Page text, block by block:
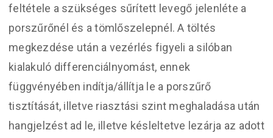
feltétele a szükséges sűrített levegő jelenléte a
porszűrőnél és a tömlőszelepnél. A töltés
megkezdése után a vezérlés figyeli a silóban
kialakuló differenciálnyomást, ennek
függvényében indítja/állítja le a porszűrő
tisztítását, illetve riasztási szint meghaladása után
hangjelzést ad le, illetve késleltetve lezárja az adott